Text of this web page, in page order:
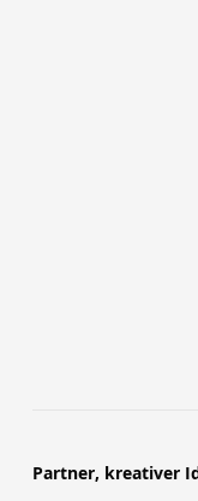
Partner, kreativer